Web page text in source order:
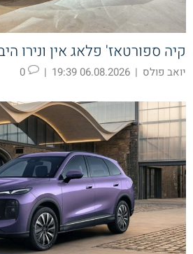
קיה ספורטאז' פלאג אין ונירו
יואב פולס |
06.08.2026 19:39
|